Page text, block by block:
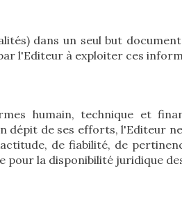
dans un seul but
l'Editeur à exploiter ces
humain, technique et
dépit de ses efforts, l'Editeur
de fiabilité, de
pour la disponibilité juridique